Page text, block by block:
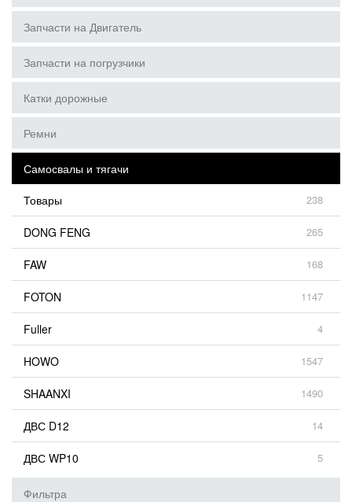
Запчасти на Двигатель
Запчасти на погрузчики
Катки дорожные
Ремни
Самосвалы и тягачи
Товары
238
DONG FENG 265
FAW 168
FOTON 1147
Fuller 4
HOWO 1547
SHAANXI 1490
ДВС D12 14
ДВС WP10 5
Фильтра